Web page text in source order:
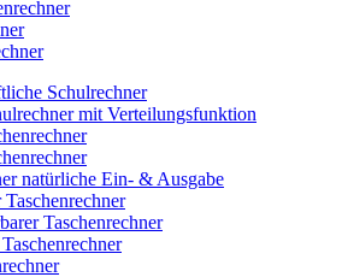
Schulrechner
mit Verteilungsfunktion
natürliche Ein- & Ausgabe
Taschenrechner